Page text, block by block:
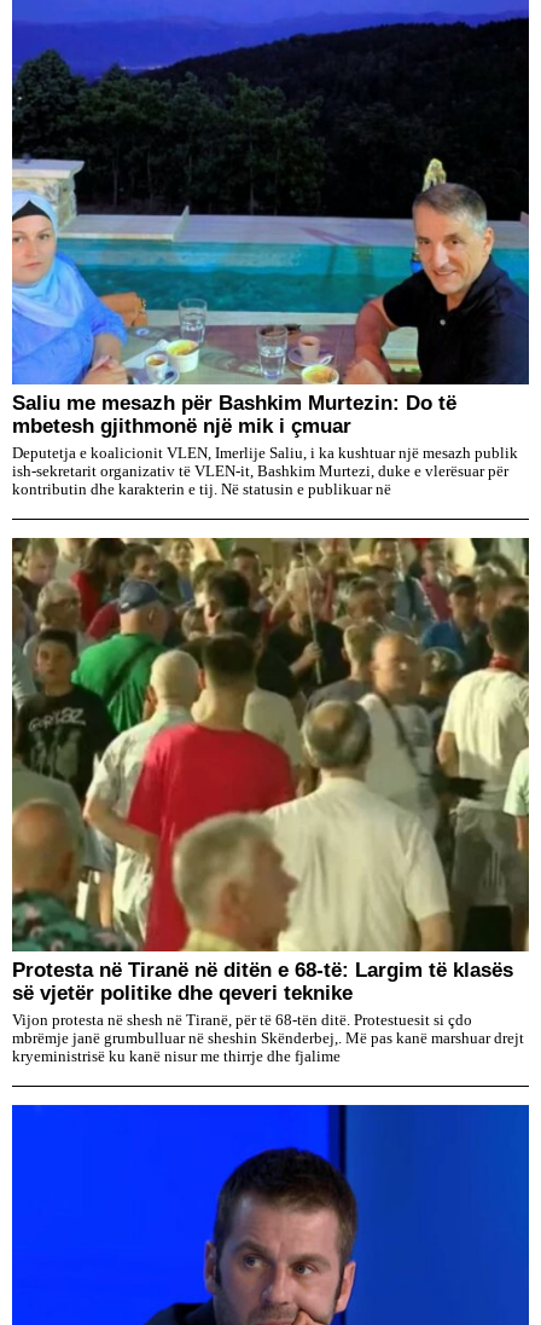
Saliu me mesazh për Bashkim Murtezin: Do të
mbetesh gjithmonë një mik i çmuar
Deputetja e koalicionit VLEN, Imerlije Saliu, i ka kushtuar një mesazh publik
ish-sekretarit organizativ të VLEN-it, Bashkim Murtezi, duke e vlerësuar për
kontributin dhe karakterin e tij. Në statusin e publikuar në
Protesta në Tiranë në ditën e 68-të: Largim të klasës
së vjetër politike dhe qeveri teknike
Vijon protesta në shesh në Tiranë, për të 68-tën ditë. Protestuesit si çdo
mbrëmje janë grumbulluar në sheshin Skënderbej,. Më pas kanë marshuar drejt
kryeministrisë ku kanë nisur me thirrje dhe fjalime